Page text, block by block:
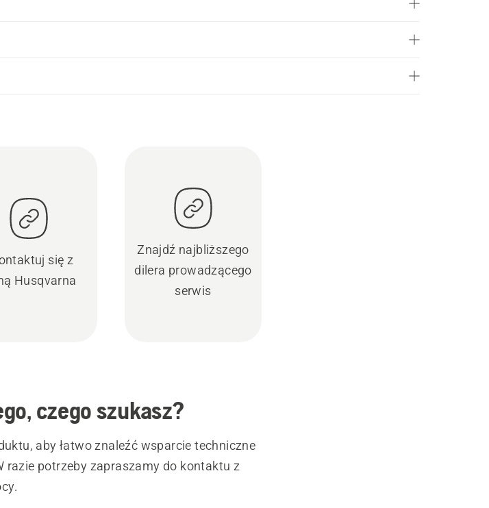
się z
Husqvarna
Znajdź najbliższego
dilera prowadzącego
serwis
czego szukasz?
aby łatwo znaleźć wsparcie techniczne
razie potrzeby zapraszamy do kontaktu z